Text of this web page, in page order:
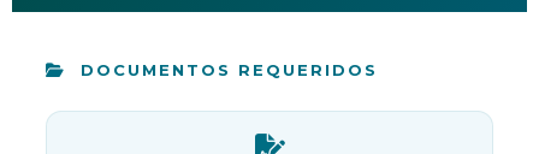
DOCUMENTOS REQUERIDOS